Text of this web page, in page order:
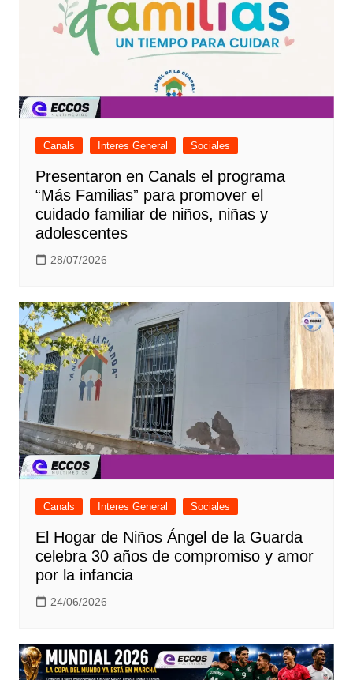
Canals Interes General Sociales
Presentaron en Canals el programa
“Más Familias” para promover el
cuidado familiar de niños, niñas y
adolescentes
28/07/2026
Canals Interes General Sociales
El Hogar de Niños Ángel de la Guarda
celebra 30 años de compromiso y amor
por la infancia
24/06/2026